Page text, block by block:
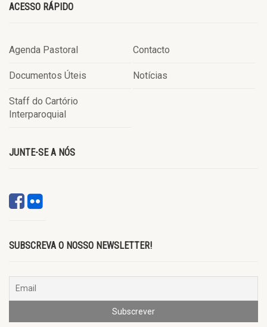
ACESSO RÁPIDO
Agenda Pastoral Contacto
Documentos Úteis Notícias
Staff do Cartório
Interparoquial
JUNTE-SE A NÓS
SUBSCREVA O NOSSO NEWSLETTER!